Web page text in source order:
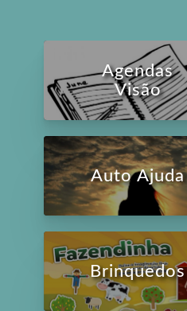
Agendas
Visão
Auto Ajuda
Brinquedos